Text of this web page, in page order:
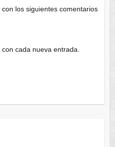
los siguientes comentarios
cada nueva entrada.